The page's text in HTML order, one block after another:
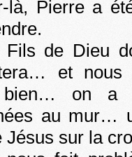
là, Pierre a
Fils de Dieu
et nous
bien… on a
au mur…
Jésus sur la